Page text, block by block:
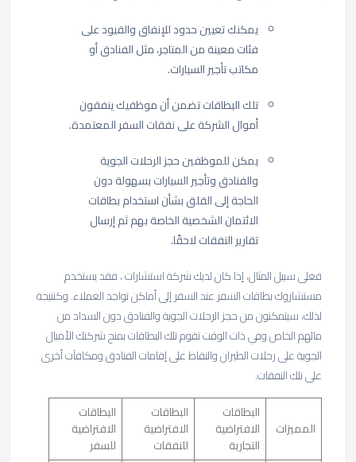
يمكنك تعيين حدود للإنفاق والقيود على
فئات معينة من المتاجر، مثل الفنادق أو
مكاتب تأجير السيارات.
تلك البطاقات تضمن أن موظفيك ينفقون
أموال الشركة على نفقات السفر المعتمدة.
يمكن للموظفين حجز الرحلات الجوية
والفنادق وتأجير السيارات بسهولة دون
الحاجة إلى القلق بشأن استخدام بطاقات
الائتمان الشخصية الخاصة بهم ثم إرسال
تقارير النفقات لاحقًا.
فعلى سبيل المثال، إذا كان لديك شركة استشارات ، فقد يستخدم
مستشاروك بطاقات السفر عند السفر إلى أماكن تواجد العملاء. وكنتيجة
لذلك، سيتمكنون من حجز الرحلات الجوية والفنادق دون السداد من
مالهم الخاص وفي ذات الوقت تقوم تلك البطاقات بمنح شركتك الأميال
الجوية على رحلات الطيران والنقاط على إقامات الفنادق ومكافآت أخرى
على تلك النفقات.
المميزات
البطاقات
الافتراضية
التجارية
البطاقات
الافتراضية
للنفقات
البطاقات
الافتراضية
للسفر